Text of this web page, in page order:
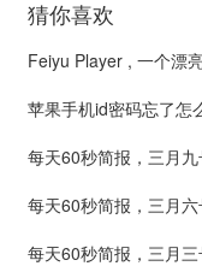
猜你喜欢
Feiyu Player , 一个漂
苹果手机id密码忘了怎
每天60秒简报，三月
每天60秒简报，三月
每天60秒简报，三月